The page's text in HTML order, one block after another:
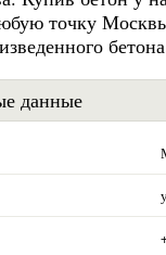
точку
данные